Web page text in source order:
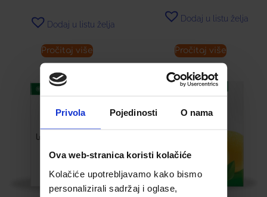
Privola Pojedinosti O nama
Ova web-stranica koristi kolačiće
Kolačiće upotrebljavamo kako bismo
personalizirali sadržaj i oglase,
Dodaj u listu želja
Pročitaj više
Dodaj u listu želja
Pročitaj više